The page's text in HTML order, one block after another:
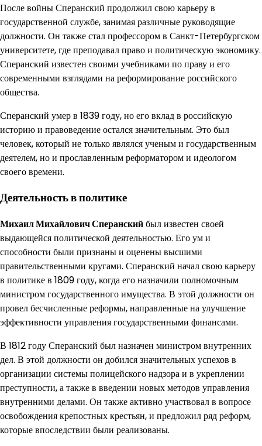
После войны Сперанский продолжил свою карьеру в
государственной службе, занимая различные руководящие
должности. Он также стал профессором в Санкт-Петербургском
университете, где преподавал право и политическую экономику.
Сперанский известен своими учебниками по праву и его
современными взглядами на реформирование российского
общества.
Сперанский умер в 1839 году, но его вклад в российскую
историю и правоведение остался значительным. Это был
человек, который не только являлся ученым и государственным
деятелем, но и прославленным реформатором и идеологом
своего времени.
Деятельность в политике
Михаил Михайлович Сперанскийбыл известен своей
выдающейся политической деятельностью. Его ум и
способности были признаны и оценены высшими
правительственными кругами. Сперанский начал свою карьеру
в политике в 1809 году, когда его назначили полномочным
министром государственного имущества. В этой должности он
провел бесчисленные реформы, направленные на улучшение
эффективности управления государственными финансами.
В 1812 году Сперанский был назначен министром внутренних
дел. В этой должности он добился значительных успехов в
организации системы полицейского надзора и в укреплении
преступности, а также в введении новых методов управления
внутренними делами. Он также активно участвовал в вопросе
освобождения крепостных крестьян, и предложил ряд реформ,
которые впоследствии были реализованы.